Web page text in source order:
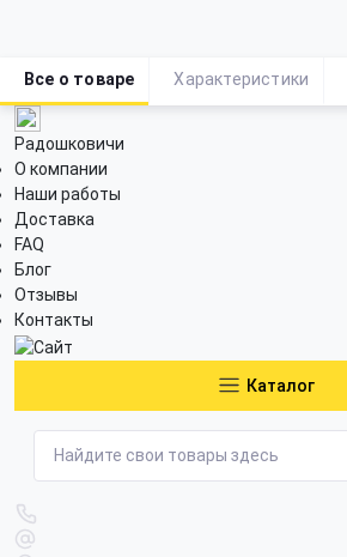
Радошковичи
О компании
Наши работы
Доставка
FAQ
Блог
Отзывы
Контакты
Каталог
Все о товаре Характеристики